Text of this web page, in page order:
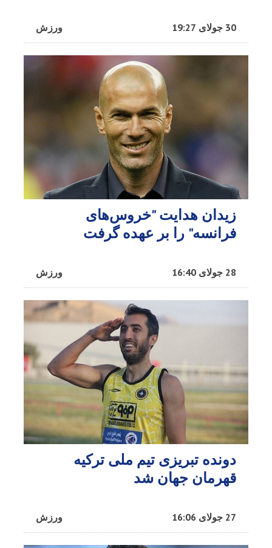
ورزش 30 جولای 19:27
زیدان هدایت "خروس‌های
فرانسه" را بر عهده گرفت
ورزش 28 جولای 16:40
دونده تبریزی تیم ملی ترکیه
قهرمان جهان شد
ورزش 27 جولای 16:06